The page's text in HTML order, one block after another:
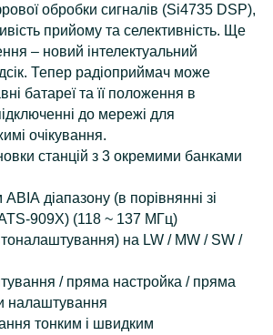
обробки сигналів (Si4735 DSP),
прийому та селективність. Ще
– новий інтелектуальний
Тепер радіоприймач може
батареї та її положення в
до мережі для
очікування.
станцій з 3 окремими банками
діапазону (в порівнянні зі
909X) (118 ~ 137 МГц)
на LW / MW / SW /
/ пряма настройка / пряма
налаштування
тонким і швидким